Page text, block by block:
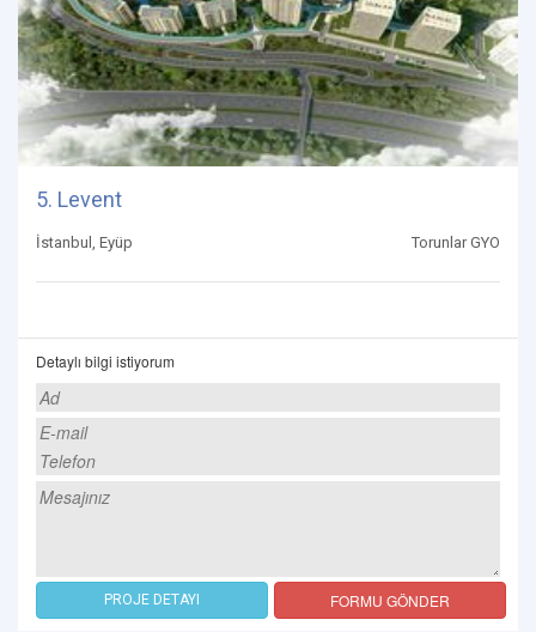
5. Levent
İstanbul, Eyüp Torunlar GYO
Detaylı bilgi istiyorum
PROJE DETAYI FORMU GÖNDER